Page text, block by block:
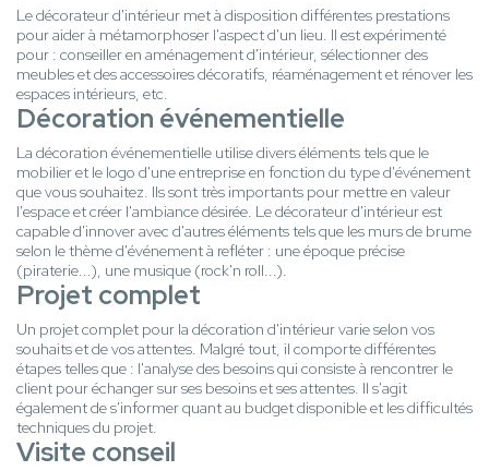
Le décorateur d'intérieur met à disposition différentes prestations
pour aider à métamorphoser l'aspect d'un lieu. Il est expérimenté
pour : conseiller en aménagement d'intérieur, sélectionner des
meubles et des accessoires décoratifs, réaménagement et rénover les
espaces intérieurs, etc.
Décoration événementielle
La décoration événementielle utilise divers éléments tels que le
mobilier et le logo d'une entreprise en fonction du type d'événement
que vous souhaitez. Ils sont très importants pour mettre en valeur
l'espace et créer l'ambiance désirée. Le décorateur d'intérieur est
capable d'innover avec d'autres éléments tels que les murs de brume
selon le thème d'événement à refléter : une époque précise
(piraterie...), une musique (rock'n roll...).
Projet complet
Un projet complet pour la décoration d'intérieur varie selon vos
souhaits et de vos attentes. Malgré tout, il comporte différentes
étapes telles que : l'analyse des besoins qui consiste à rencontrer le
client pour échanger sur ses besoins et ses attentes. Il s'agit
également de s'informer quant au budget disponible et les difficultés
techniques du projet.
Visite conseil